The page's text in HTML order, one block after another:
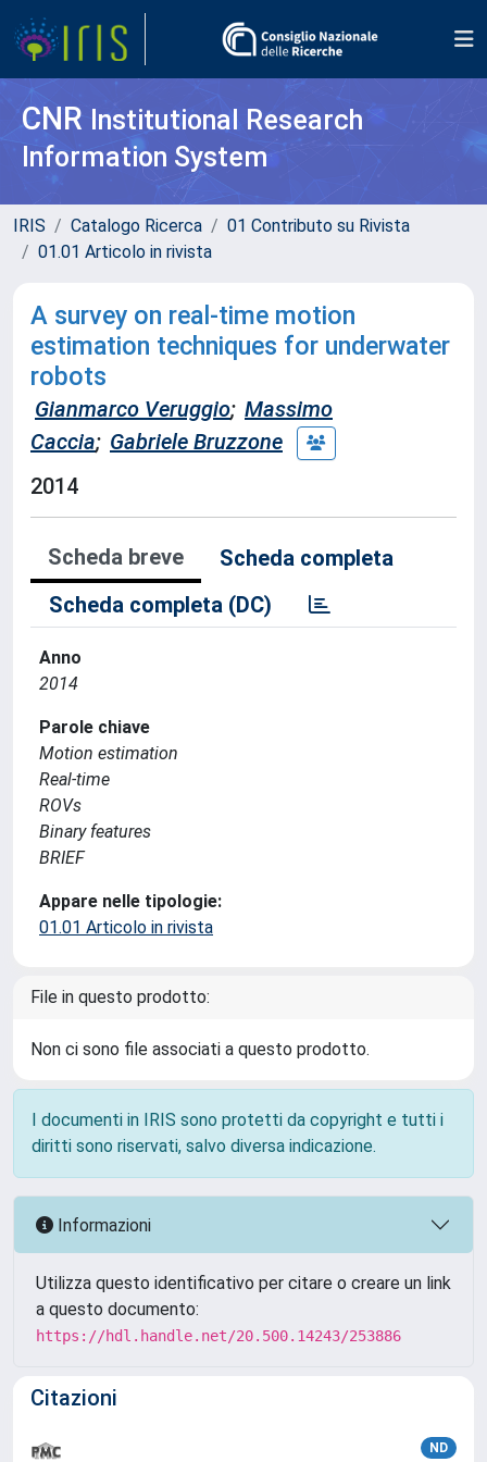
CNR Institutional Research
Information System
IRIS Catalogo Ricerca
01 Contributo su Rivista
01.01 Articolo in rivista
A survey on real-time motion
estimation techniques for underwater
robots
Gianmarco Veruggio; Massimo
Caccia; Gabriele Bruzzone
2014
Scheda breve
Scheda completa
Scheda completa (DC)
Anno
2014
Parole chiave
Motion estimation
Real-time
ROVs
Binary features
BRIEF
Appare nelle tipologie:
01.01 Articolo in rivista
File in questo prodotto:
Non ci sono file associati a questo prodotto.
I documenti in IRIS sono protetti da copyright e tutti i
diritti sono riservati, salvo diversa indicazione.
Informazioni
Utilizza questo identificativo per citare o creare un link
a questo documento:
https://hdl.handle.net/20.500.14243/253886
Citazioni
ND